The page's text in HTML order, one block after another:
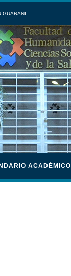
GUARANI
ACADÉMICO